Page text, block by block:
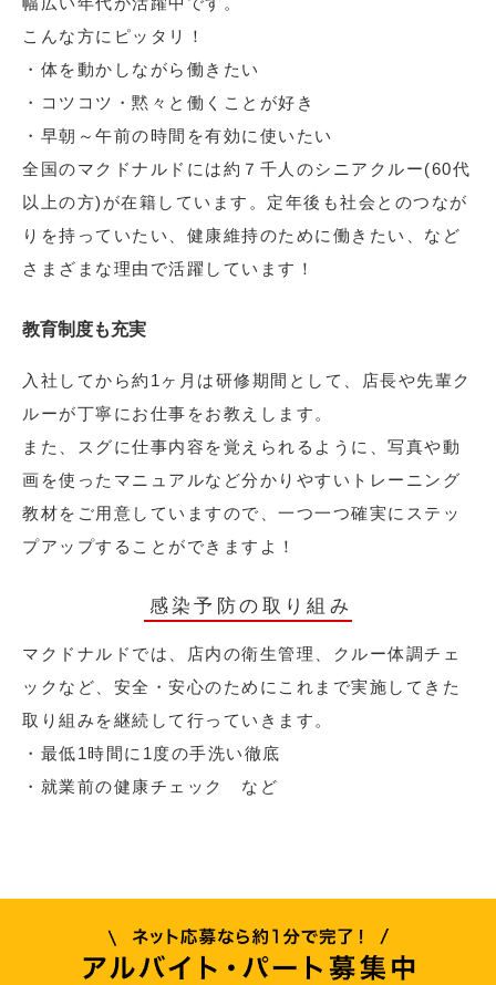
こんな方にピッタリ！
・体を動かしながら働きたい
・コツコツ・黙々と働くことが好き
・早朝～午前の時間を有効に使いたい
全国のマクドナルドには約７千人のシニアクルー(60代
以上の方)が在籍しています。定年後も社会とのつなが
りを持っていたい、健康維持のために働きたい、など
さまざまな理由で活躍しています！
教育制度も充実
入社してから約1ヶ月は研修期間として、店長や先輩ク
ルーが丁寧にお仕事をお教えします。
また、スグに仕事内容を覚えられるように、写真や動
画を使ったマニュアルなど分かりやすいトレーニング
教材をご用意していますので、一つ一つ確実にステッ
プアップすることができますよ！
感染予防の取り組み
マクドナルドでは、店内の衛生管理、クルー体調チェ
ックなど、安全・安心のためにこれまで実施してきた
取り組みを継続して行っていきます。
・最低1時間に1度の手洗い徹底
・就業前の健康チェック など